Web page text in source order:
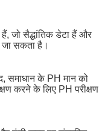
जो सैद्धांतिक डेटा हैं और
जा सकता है।
समाधान के PH मान को
करने के लिए PH परीक्षण